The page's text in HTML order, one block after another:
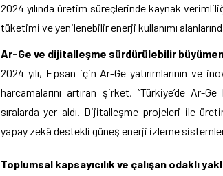
2024 yılında üretim süreçlerinde kaynak
tüketimi ve yenilenebilir enerji kullanımı
Ar-Ge ve dijitalleşme sürdürülebilir
2024 yılı, Epsan için Ar-Ge yatırımlarının ve
harcamalarını artıran şirket, “Türkiye’de
sıralarda yer aldı. Dijitalleşme projeleri ile
yapay zekâ destekli güneş enerji izleme
Toplumsal kapsayıcılık ve çalışan odaklı